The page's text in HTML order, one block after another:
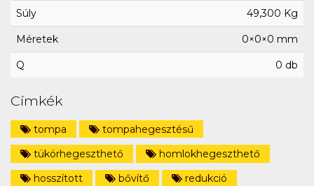
Súly 49,300 Kg
Méretek 0×0×0 mm
Q 0 db
Címkék
tompa
tompahegesztésű
tükörhegeszthető
homlokhegeszthető
hosszított
bővítő
redukció